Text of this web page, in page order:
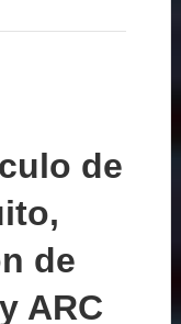
de
de
ARC